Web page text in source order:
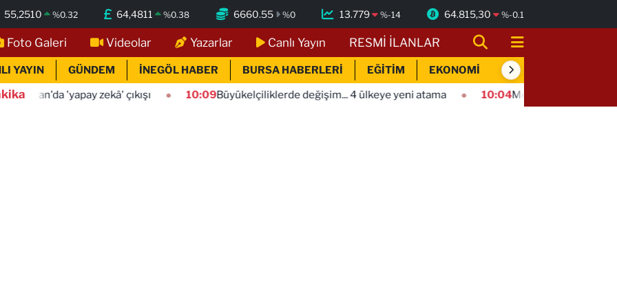
55,2510 %0.32 64,4811 %0.38 6660.55 %0 13.779 %-14 64.815,30 %-0.1
Foto Galeri Videolar Yazarlar Canlı Yayın RESMİ İLANLAR
YAYIN GÜNDEM İNEGÖL HABER BURSA HABERLERİ EĞİTİM EKONOMİ SİYASET
zekâ' çıkışı 10:09Büyükelçiliklerde değişim... 4 ülkeye yeni atama 10:04Mersin'de çocuklar trafik